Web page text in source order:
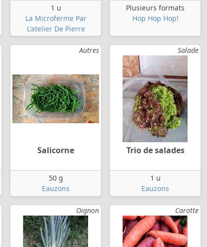
1 u
La Microferme Par
L'atelier De Pierre
Plusieurs formats
Hop Hop Hop!
Autres
Salicorne
50 g
Eauzons
Salade
Trio de salades
1 u
Eauzons
Oignon Carotte